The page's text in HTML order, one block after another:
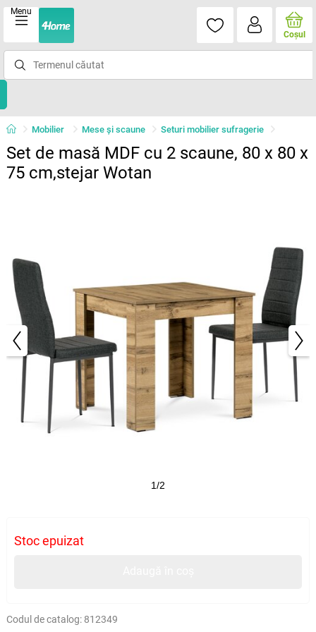
Menu
Coşul
Mobilier Mese şi scaune Seturi mobilier sufragerie
Set de masă MDF cu 2 scaune, 80 x 80 x
75 cm,stejar Wotan
1/2
Stoc epuizat
Codul de catalog: 812349